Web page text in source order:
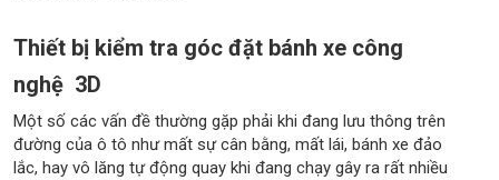
Thiết bị kiểm tra góc đặt bánh xe công
nghệ 3D
Một số các vấn đề thường gặp phải khi đang lưu thông trên
đường của ô tô như mất sự cân bằng, mất lái, bánh xe đảo
lắc, hay vô lăng tự động quay khi đang chạy gây ra rất nhiều